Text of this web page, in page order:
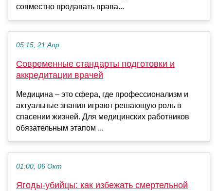
совместно продавать права...
05:15, 21 Апр
Современные стандарты подготовки и
аккредитации врачей
Медицина – это сфера, где профессионализм и
актуальные знания играют решающую роль в
спасении жизней. Для медицинских работников
обязательным этапом ...
01:00, 06 Окт
Ягоды-убийцы: как избежать смертельной